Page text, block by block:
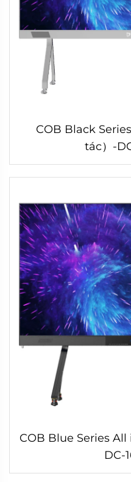
COB Black
tác）-
COB Blue Series
DC-